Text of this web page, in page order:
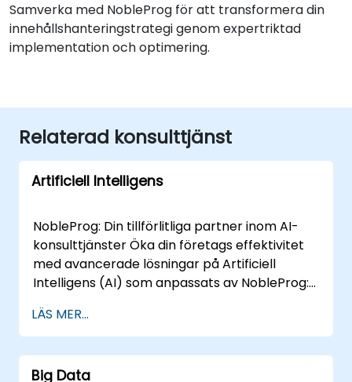
Samverka med NobleProg för att transformera din
innehållshanteringstrategi genom expertriktad
implementation och optimering.
Relaterad konsulttjänst
Artificiell Intelligens
NobleProg: Din tillförlitliga partner inom AI-
konsulttjänster Öka din företags effektivitet
med avancerade lösningar på Artificiell
Intelligens (AI) som anpassats av NobleProg:s
experter bringar en mängd kunskap och
erfarenhet inom olika AI-områden, vilket
säkerställer att din digitala transformering är
markerad av innovation och framgång. Vår
LÄS MER...
Big Data